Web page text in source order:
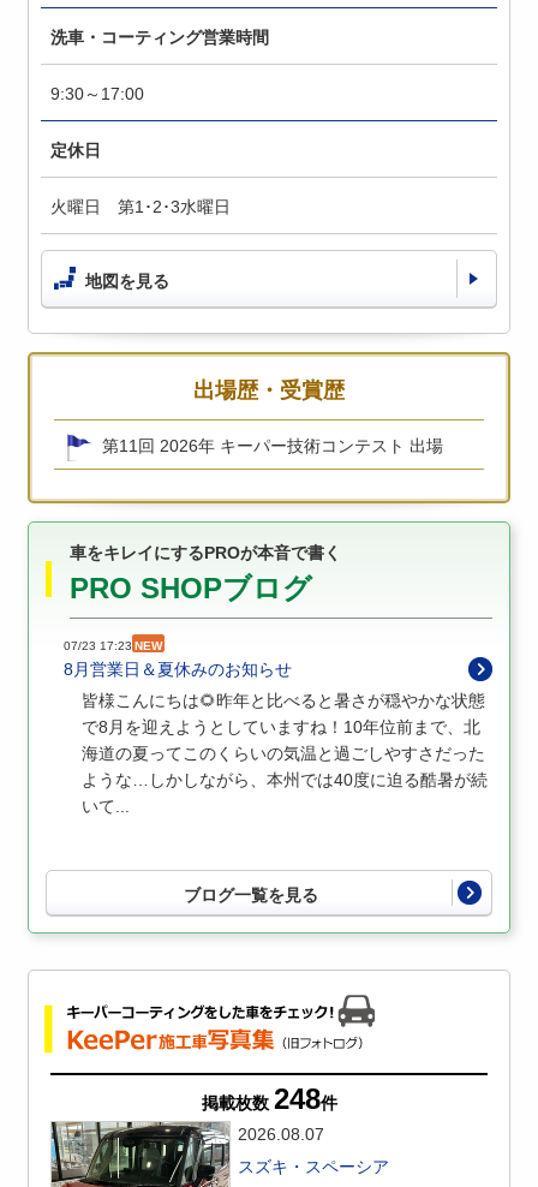
洗車・コーティング営業時間
9:30～17:00
定休日
火曜日 第1･2･3水曜日
地図を見る
出場歴・受賞歴
第11回 2026年 キーパー技術コンテスト 出場
車をキレイにするPROが本音で書く
PRO SHOPブログ
07/23 17:23 NEW
8月営業日＆夏休みのお知らせ
皆様こんにちは🌻昨年と比べると暑さが穏やかな状態
で8月を迎えようとしていますね！10年位前まで、北
海道の夏ってこのくらいの気温と過ごしやすさだった
ような…しかしながら、本州では40度に迫る酷暑が続
いて...
ブログ一覧を見る
掲載枚数 248件
2026.08.07
スズキ・スペーシア